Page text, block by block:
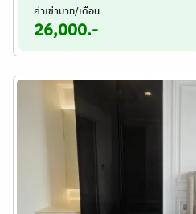
ค่าเช่าบาท/เดือน
26,000.-